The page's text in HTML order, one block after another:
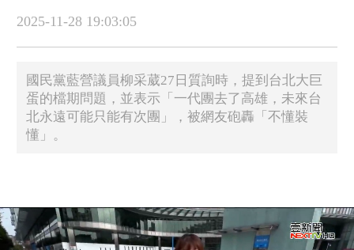
2025-11-28 19:03:05
國民黨藍營議員柳采葳27日質詢時，提到台北大巨
蛋的檔期問題，並表示「一代團去了高雄，未來台
北永遠可能只能有次團」，被網友砲轟「不懂裝
懂」。